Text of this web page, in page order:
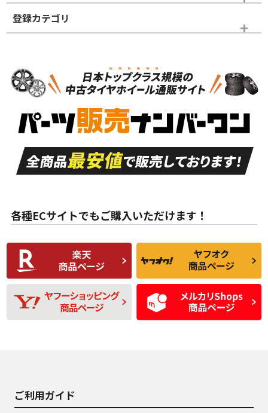
ホイールランク
S
品）
S
新車外し品（新古
付き
A
走行距離も少なく、
目立つ傷もほとんど
ない中古品
A
走行距離も少なく、
非常に状態の良い中
古品
な中古品
んどない中古品
C
比較的きれいな中古
品
C
られるが、使用に問
題のない中古品
D
使用感や目立つ傷が
あり、一般的な中古
品
D
残り溝も少なく、偏
磨耗がみられ、短期
間使用できるくらい
の中古品
登録カテゴリ
タイヤのみ
各種ECサイトでもご購入いただけます！
ご利用ガイド